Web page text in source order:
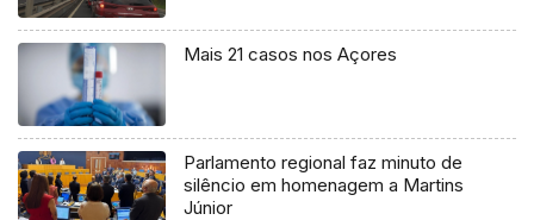
Mais 21 casos nos Açores
Parlamento regional faz minuto de
silêncio em homenagem a Martins
Júnior